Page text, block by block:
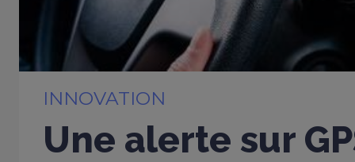
INNOVATION
Une alerte sur